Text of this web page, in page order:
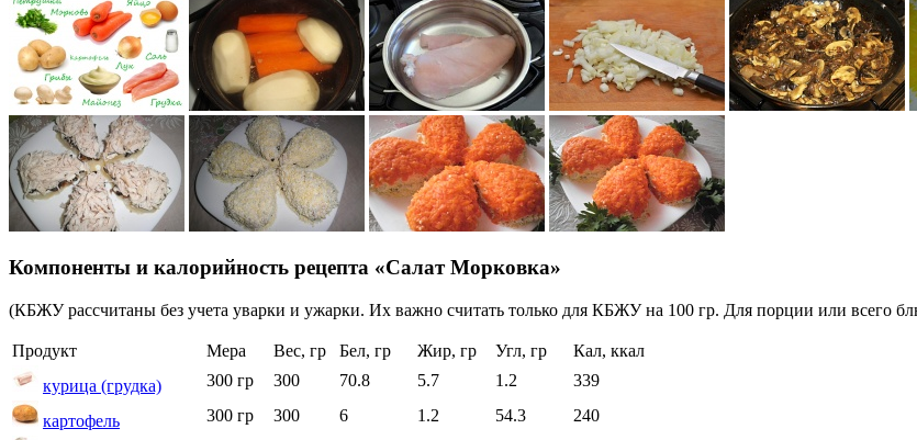
Компоненты и калорийность рецепта «Салат Морковка»
(КБЖУ рассчитаны без учета уварки и ужарки. Их важно считать только для КБЖУ на 100 гр. Для порции или всего
Продукт Мера Вес, гр Бел, гр Жир, гр Угл, гр
Кал, ккал
курица (грудка)
300 гр 300 70.8 5.7 1.2 339
картофель 300 гр 300 6 1.2 54.3 240